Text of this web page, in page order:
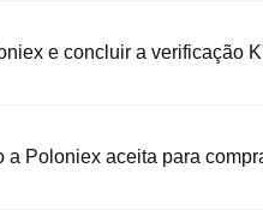
e concluir a verificação
> "Segurança",
a Poloniex aceita para